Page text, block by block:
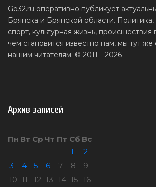
Go32.ru оперативно публикует
Брянска и Брянской области.
спорт, культурная жизнь, происшествия
чем становится известно нам, мы тут
нашим читателям. © 2011—2026
Архив записей
Пн Вт Ср Чт Пт Сб Вс
1
2
3
4 5 6 7 8
9
10 11 12 13 14 15 16